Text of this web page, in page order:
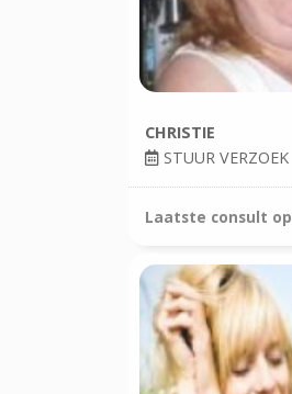
CHRISTIE
STUUR VERZOEK
Laatste consult op